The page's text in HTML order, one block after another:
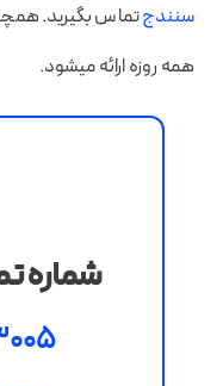
سنندجتماس بگیرید.
همه روزه ارائه میشود.
شماره